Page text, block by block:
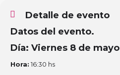
Detalle de evento
Datos del evento.
Día: Viernes 8 de mayo
Hora: 16:30 hs